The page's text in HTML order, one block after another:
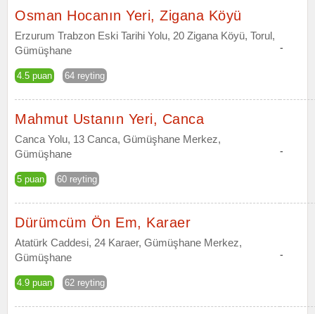
Osman Hocanın Yeri, Zigana Köyü
Erzurum Trabzon Eski Tarihi Yolu, 20 Zigana Köyü, Torul,
Gümüşhane
4.5 puan 64 reyting
-
Mahmut Ustanın Yeri, Canca
Canca Yolu, 13 Canca, Gümüşhane Merkez,
Gümüşhane
5 puan 60 reyting
-
Dürümcüm Ön Em, Karaer
Atatürk Caddesi, 24 Karaer, Gümüşhane Merkez,
Gümüşhane
4.9 puan 62 reyting
-